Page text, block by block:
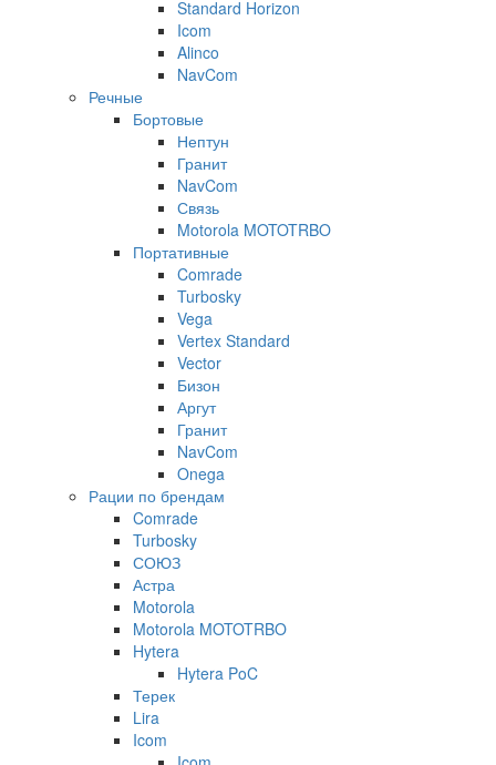
Standard Horizon
Icom
Alinco
NavCom
Речные
Бортовые
Нептун
Гранит
NavCom
Связь
Motorola MOTOTRBO
Портативные
Comrade
Turbosky
Vega
Vertex Standard
Vector
Бизон
Аргут
Гранит
NavCom
Onega
Рации по брендам
Comrade
Turbosky
СОЮЗ
Астра
Motorola
Motorola MOTOTRBO
Hytera
Hytera PoC
Терек
Lira
Icom